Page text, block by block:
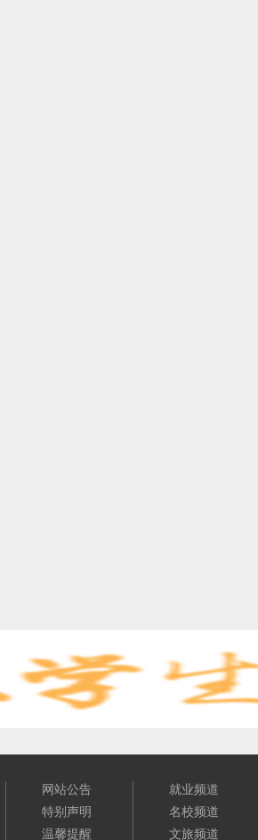
网站公告
特别声明
温馨提醒
就业频道
名校频道
文旅频道